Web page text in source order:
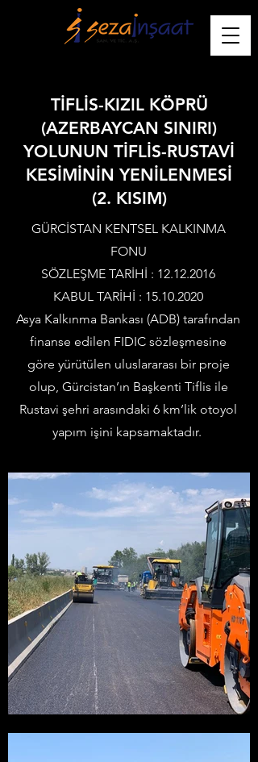
TİFLİS-KIZIL KÖPRÜ
(AZERBAYCAN SINIRI)
YOLUNUN TİFLİS-RUSTAVİ
KESİMİNİN YENİLENMESİ
(2. KISIM)
GÜRCİSTAN KENTSEL KALKINMA
FONU
SÖZLEŞME TARİHİ : 12.12.2016
KABUL TARİHİ : 15.10.2020
Asya Kalkınma Bankası (ADB) tarafından
finanse edilen FIDIC sözleşmesine
göre yürütülen uluslararası bir proje
olup, Gürcistan’ın Başkenti Tiflis ile
Rustavi şehri arasındaki 6 km’lik otoyol
yapım işini kapsamaktadır.